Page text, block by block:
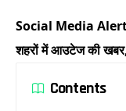
Social Media Alert:
शहरों में आउटेज की
Contents